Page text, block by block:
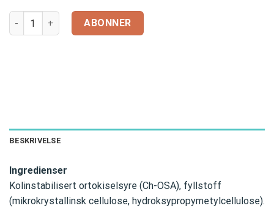
BioSil – Advanced Collagen Generator, 2 x 60 kapsler antall
ABONNER
BESKRIVELSE
Ingredienser
Kolinstabilisert ortokiselsyre (Ch-OSA), fyllstoff
(mikrokrystallinsk cellulose, hydroksypropymetylcellulose).